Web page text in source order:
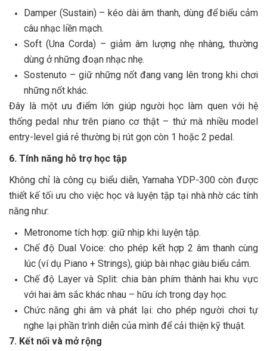
Damper (Sustain) – kéo dài âm thanh, dùng để biểu cảm
câu nhạc liền mạch.
Soft (Una Corda) – giảm âm lượng nhẹ nhàng, thường
dùng ở những đoạn nhạc nhẹ.
Sostenuto – giữ những nốt đang vang lên trong khi chơi
những nốt khác.
Đây là một ưu điểm lớn giúp người học làm quen với hệ
thống pedal như trên piano cơ thật – thứ mà nhiều model
entry-level giá rẻ thường bị rút gọn còn 1 hoặc 2 pedal.
6. Tính năng hỗ trợ học tập
Không chỉ là công cụ biểu diễn, Yamaha YDP-300 còn được
thiết kế tối ưu cho việc học và luyện tập tại nhà nhờ các tính
năng như:
Metronome tích hợp: giữ nhịp khi luyện tập.
Chế độ Dual Voice: cho phép kết hợp 2 âm thanh cùng
lúc (ví dụ Piano + Strings), giúp bài nhạc giàu biểu cảm.
Chế độ Layer và Split: chia bàn phím thành hai khu vực
với hai âm sắc khác nhau – hữu ích trong dạy học.
Chức năng ghi âm và phát lại: cho phép người chơi tự
nghe lại phần trình diễn của mình để cải thiện kỹ thuật.
7. Kết nối và mở rộng